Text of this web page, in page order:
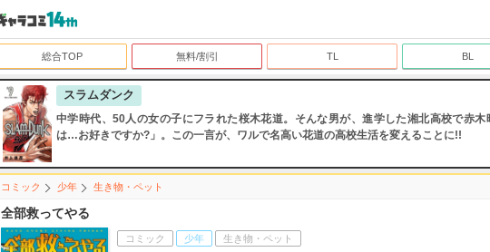
総合TOP 無料/割引 TL BL
スラムダンク
中学時代、50人の女の子にフラれた桜木花道。そんな男が、進学した湘北高校で赤
は…お好きですか?」。この一言が、ワルで名高い花道の高校生活を変えることに!!
コミック 少年 生き物・ペット
全部救ってやる
コミック 少年 生き物・ペット